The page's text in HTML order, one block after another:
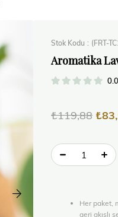
Stok Kodu (FRT-
Aromatika
0.0
₺119,88
Her paket,
geri akışlı